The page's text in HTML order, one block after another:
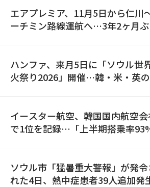
エアプレミア、11月5日から仁川
ーチミン路線運航へ…3年2ヶ月
ハンファ、来月5日に「ソウル世
火祭り2026」開催…韓・米・英
イースター航空、韓国国内航空
で1位を記録…「上半期搭乗率
ソウル市「猛暑重大警報」が発令
れた4日、熱中症患者39人追加発